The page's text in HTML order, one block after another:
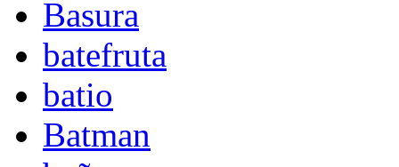
Basura
batefruta
batio
Batman